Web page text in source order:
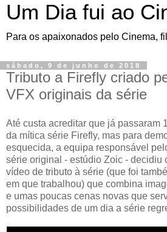
Um Dia fui ao
Para os apaixonados pelo Cinema,
sábado, 9 de junho de 2018
Tributo a Firefly criado
VFX originais da série
Até custa acreditar que já passaram
da mítica série Firefly, mas para
esquecida, a equipa responsável
série original - estúdio Zoic - decidiu
vídeo de tributo à série (que foi
em que trabalhou) que combina
e umas poucas cenas novas que
possibilidades de um dia a série